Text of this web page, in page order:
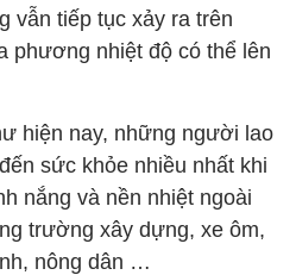
vẫn tiếp tục xảy ra trên
phương nhiệt độ có thể lên
hiện nay, những người lao
sức khỏe nhiều nhất khi
nắng và nền nhiệt ngoài
trường xây dựng, xe ôm,
nông dân …